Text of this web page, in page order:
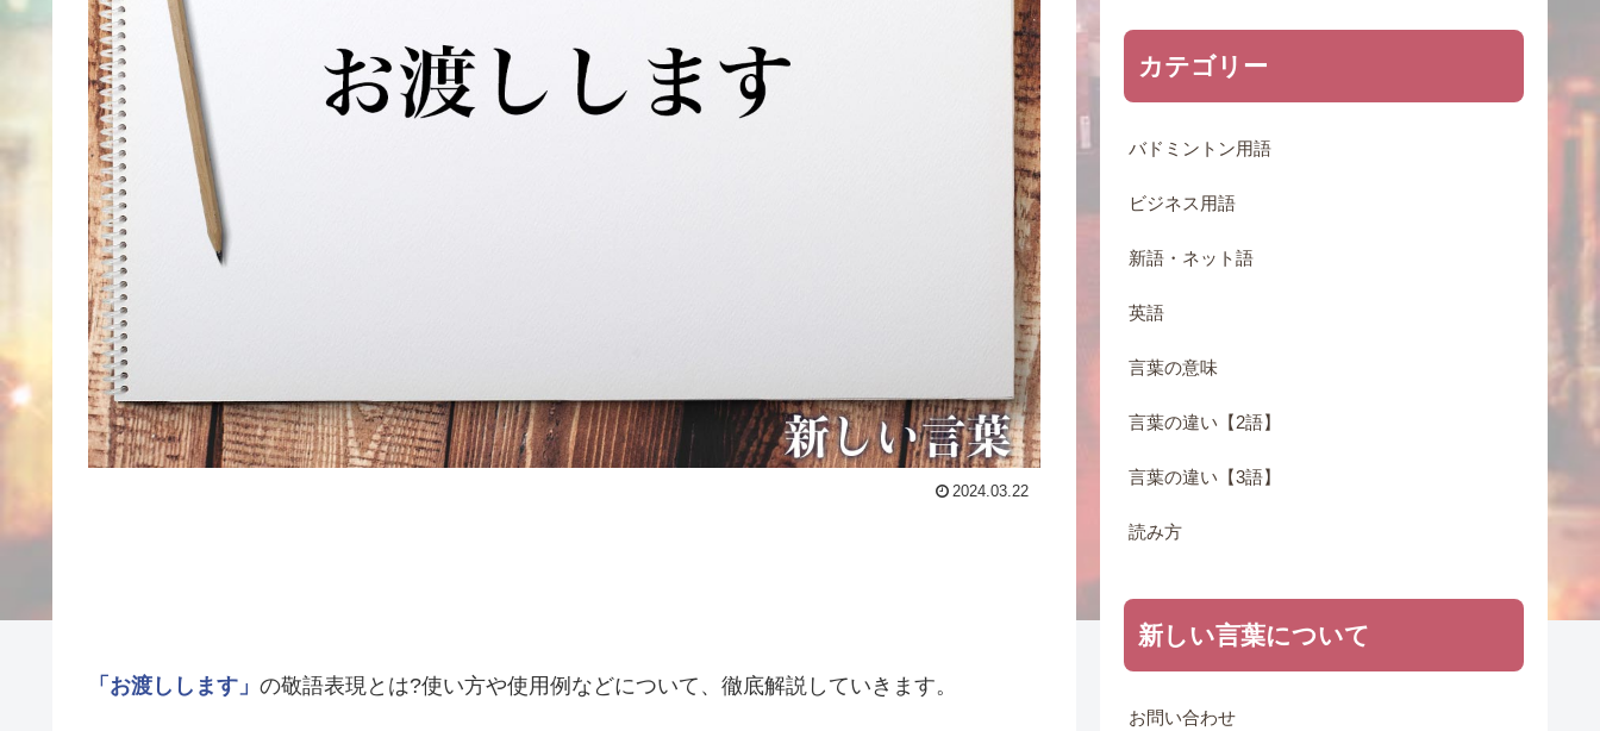
2024.03.22
「お渡しします」 の敬語表現とは?使い方や使用例などについて、徹底解説していきます。
カテゴリー
バドミントン用語
ビジネス用語
新語・ネット語
英語
言葉の意味
言葉の違い【2語】
言葉の違い【3語】
読み方
新しい言葉について
お問い合わせ